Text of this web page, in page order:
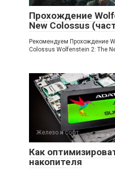
Прохождение
New Colossus
Рекомендуем Прохождение
Colossus Wolfenstein 2: The
Железо и софт
Как
накопителя